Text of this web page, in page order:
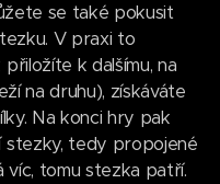
se také pokusit
V praxi to
k dalšímu, na
na druhu), získáváte
Na konci hry pak
stezky, tedy propojené
víc, tomu stezka patří.